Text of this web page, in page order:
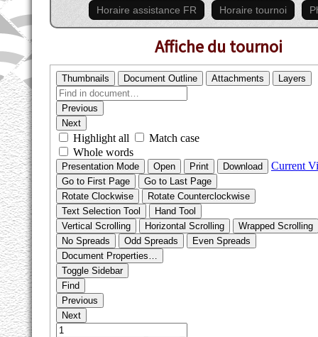
Horaire assistance FR Horaire tournoi
Affiche du tournoi